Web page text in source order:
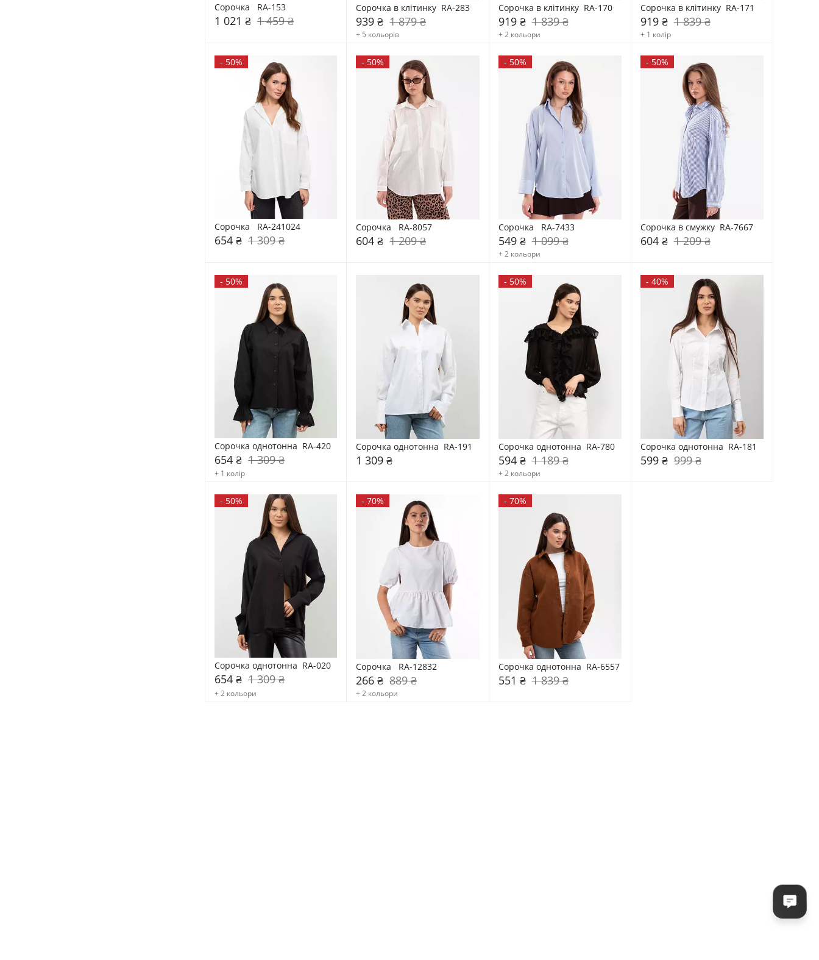
Сорочка   RA-153
1 021 ₴ 1 459 ₴
Сорочка в клітинку  RA-283
939 ₴ 1 879 ₴
+ 5 кольорів
Сорочка в клітинку  RA-170
919 ₴ 1 839 ₴
+ 2 кольори
Сорочка в клітинку  RA-171
919 ₴ 1 839 ₴
+ 1 колір
- 50%
Сорочка   RA-241024
654 ₴ 1 309 ₴
- 50%
Сорочка   RA-8057
604 ₴ 1 209 ₴
- 50%
Сорочка   RA-7433
549 ₴ 1 099 ₴
+ 2 кольори
- 50%
Сорочка в смужку  RA-7667
604 ₴ 1 209 ₴
- 50%
Сорочка однотонна  RA-420
654 ₴ 1 309 ₴
+ 1 колір
Сорочка однотонна  RA-191
1 309 ₴
- 50%
Сорочка однотонна  RA-780
594 ₴ 1 189 ₴
+ 2 кольори
- 40%
Сорочка однотонна  RA-181
599 ₴ 999 ₴
- 50%
Сорочка однотонна  RA-020
654 ₴ 1 309 ₴
+ 2 кольори
-70%
Сорочка   RA-12832
266 ₴ 889 ₴
+ 2 кольори
- 70%
Сорочка однотонна  RA-6557
551 ₴ 1 839 ₴